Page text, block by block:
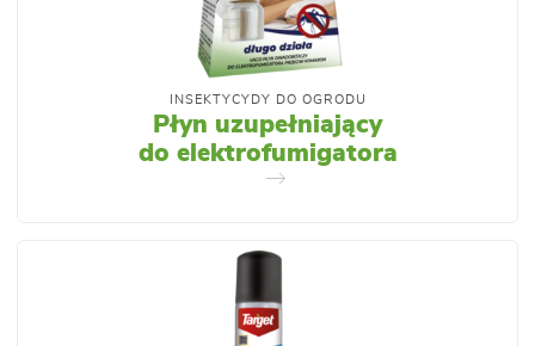
INSEKTYCYDY DO OGRODU
Płyn uzupełniający
do elektrofumigatora